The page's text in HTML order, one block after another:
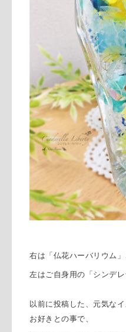
右は「仏花ハーバリウム」
左はご自身用の「シンデ
以前に投稿した、元気な
お好きとの事で、